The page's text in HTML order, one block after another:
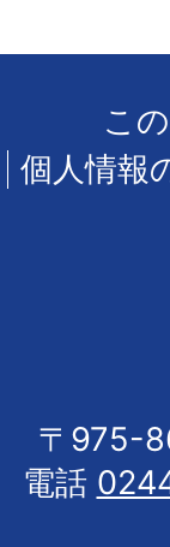
こ
個人情報
〒975-
電話